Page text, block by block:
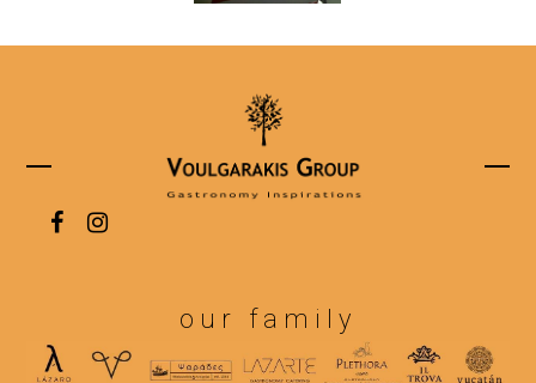
our family